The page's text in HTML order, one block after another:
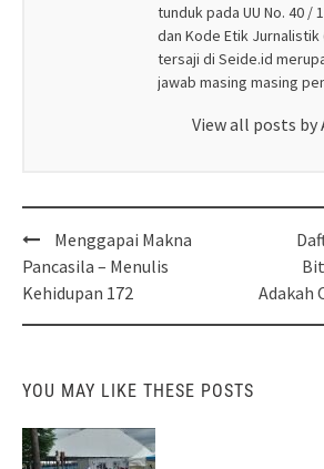
tunduk pada UU No. 40 /
dan Kode Etik Jurnalistik
tersaji di Seide.id
jawab masing masing
View all posts by
Post
navigation
Menggapai Makna
Pancasila – Menulis
Kehidupan 172
Adakah
YOU MAY LIKE THESE POSTS